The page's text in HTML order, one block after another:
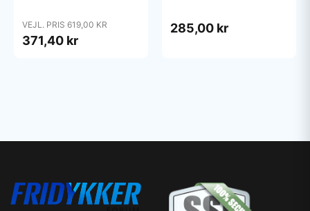
VEJL. PRIS 619,00 KR
371,40 kr
285,00 kr